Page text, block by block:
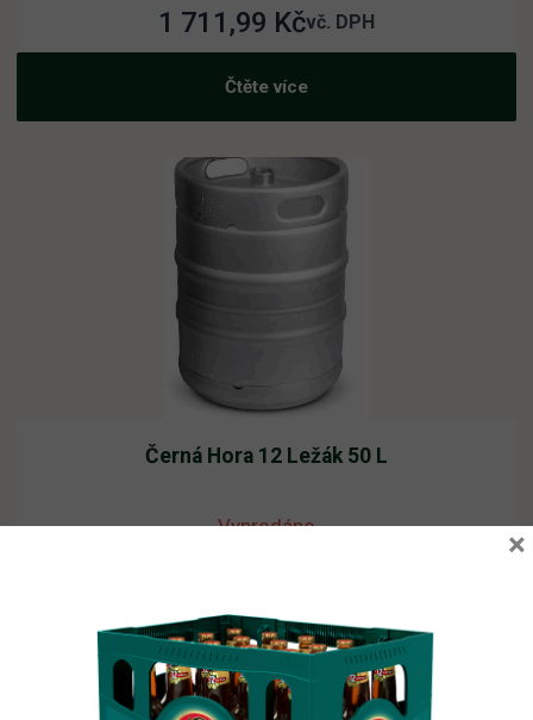
1 711,99 Kčvč. DPH
Čtěte více
Černá Hora 12 Ležák 50 L
Vyprodáno
Čtěte více
×